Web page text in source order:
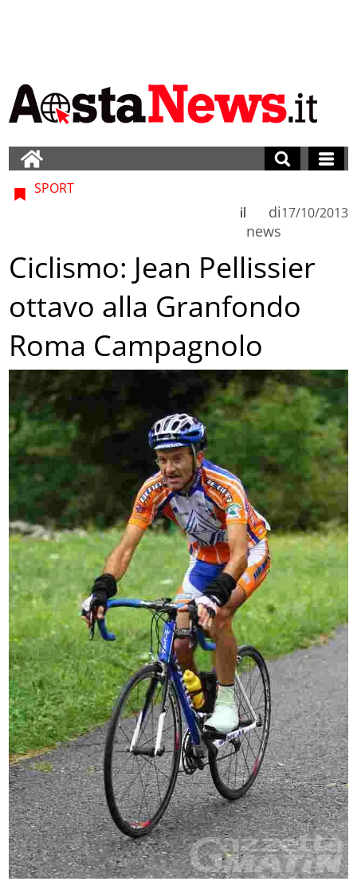
SPORT
di
news
il 17/10/2013
Ciclismo: Jean Pellissier
ottavo alla Granfondo
Roma Campagnolo